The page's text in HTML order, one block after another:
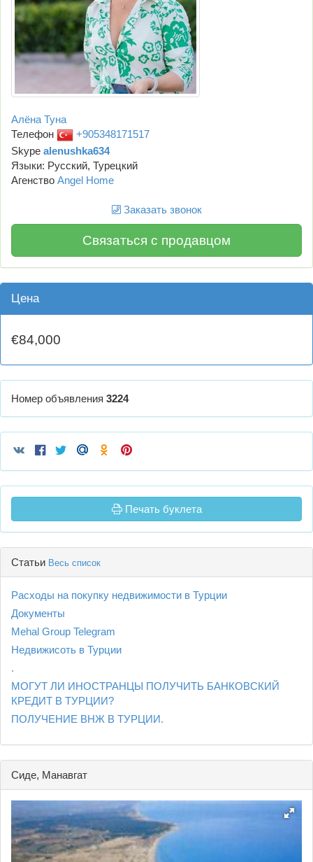
Алёна Туна
Телефон
+905348171517
Skype alenushka634
Языки: Русский, Турецкий
Агенство Angel Home
Заказать звонок
Связаться с продавцом
Цена
€84,000
Номер объявления 3224
Печать буклета
Статьи Весь список
Расходы на покупку недвижимости в Турции
Документы
Mehal Group Telegram
Недвижисоть в Турции
.
МОГУТ ЛИ ИНОСТРАНЦЫ ПОЛУЧИТЬ БАНКОВСКИЙ
КРЕДИТ В ТУРЦИИ?
ПОЛУЧЕНИЕ ВНЖ В ТУРЦИИ.
Сиде, Манавгат